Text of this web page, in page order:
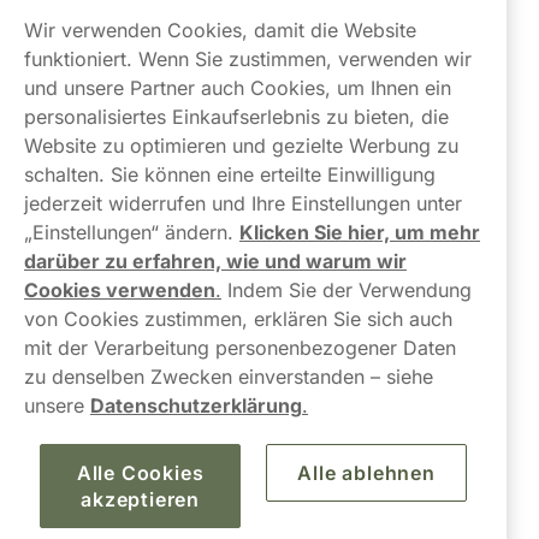
Kontaktiere uns!
hallo@northerner.com
+498001844282
Mo-Do: 08-17 Uhr (Pause: 12-13) Fr: 09-17 Uhr
Links
Über uns
Wir verwenden Cookies, damit die Website
funktioniert. Wenn Sie zustimmen, verwenden wir
und unsere Partner auch Cookies, um Ihnen ein
personalisiertes Einkaufserlebnis zu bieten, die
Website zu optimieren und gezielte Werbung zu
schalten. Sie können eine erteilte Einwilligung
jederzeit widerrufen und Ihre Einstellungen unter
„Einstellungen“ ändern. Klicken Sie hier, um mehr
darüber zu erfahren, wie und warum wir
Cookies verwenden. Indem Sie der Verwendung
von Cookies zustimmen, erklären Sie sich auch
mit der Verarbeitung personenbezogener Daten
zu denselben Zwecken einverstanden – siehe
unsere Datenschutzerklärung.
Alle Cookies
akzeptieren
Alle ablehnen